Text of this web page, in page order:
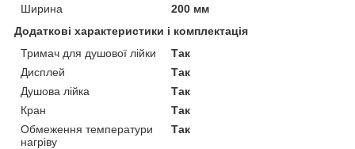
Ширина
200 мм
Додаткові характеристики і комплектація
Тримач для душової лійки
Так
Дисплей
Так
Душова лійка
Так
Кран
Так
Обмеження температури
нагріву
Так